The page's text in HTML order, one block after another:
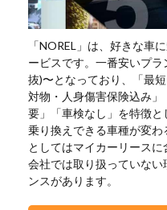
「NOREL」は、好きな車
ービスです。一番安いプ
抜)〜となっており、「最
対物・人身傷害保険込み
要」「車検なし」を特徴
乗り換えできる車種が変
としてはマイカーリース
会社では取り扱っていな
ンスがあります。